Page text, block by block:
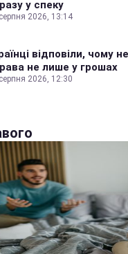
у спеку
2026, 13:14
відповіли, чому
не лише у грошах
2026, 12:30